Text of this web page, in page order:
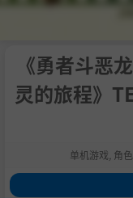
《勇者斗恶
灵的旅程》
单机游戏 角